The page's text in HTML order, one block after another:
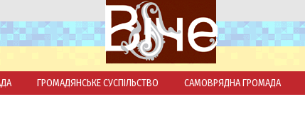
ГРОМАДЯНСЬКЕ СУСПІЛЬСТВО САМОВРЯДНА ГРОМАДА